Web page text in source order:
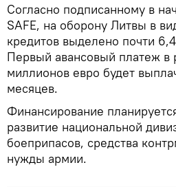
Согласно подписанному в
SAFE, на оборону Литвы в
кредитов выделено почти
Первый авансовый платеж в
миллионов евро будет
месяцев.
Финансирование
развитие национальной
боеприпасов, средства
нужды армии.